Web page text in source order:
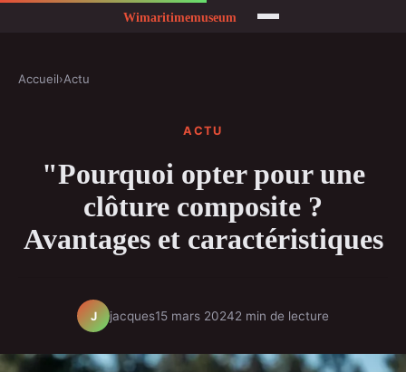
Accueil›Actu
ACTU
"Pourquoi opter pour une
clôture composite ?
Avantages et caractéristiques
J jacques15 mars 20242 min de lecture